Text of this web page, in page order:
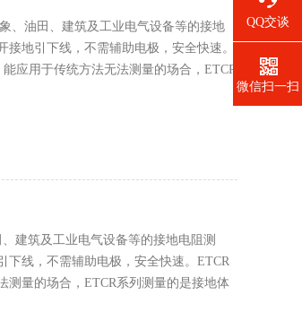
、油田、建筑及工业电气设备等的接地
地引下线，不需辅助电极，安全快速。
应用于传统方法无法测量的场合，ETCR
建筑及工业电气设备等的接地电阻测
下线，不需辅助电极，安全快速。ETCR
测量的场合，ETCR系列测量的是接地体
QQ交谈
微信扫一扫